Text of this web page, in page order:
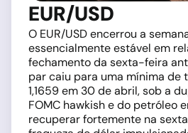
EUR/USD
O EUR/USD encerrou a semana
essencialmente estável em
fechamento da sexta-feira
par caiu para uma mínima de
1,1659 em 30 de abril, sob a
FOMC hawkish e do petróleo
recuperar fortemente na